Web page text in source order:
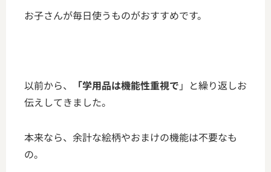
お子さんが毎日使うものがおすすめです。
以前から、 「学用品は機能性重視で 」と繰り返しお
伝えしてきました。
本来なら、余計な絵柄やおまけの機能は不要なも
の。